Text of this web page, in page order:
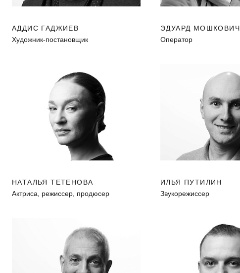
АДДИС ГАДЖИЕВ
Художник-постановщик
ЭДУАРД МОШКОВИЧ
Оператор
НАТАЛЬЯ ТЕТЕНОВА
Актриса, режиссер, продюсер
ИЛЬЯ ПУТИЛИН
Звукорежиссер